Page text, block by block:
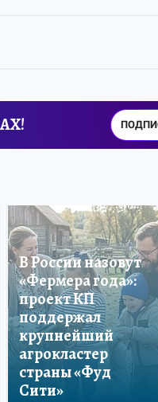
В России назовут
«Фермера года»:
проект КП
поддержал
крупнейший
агрокластер
страны «Фуд
Сити»